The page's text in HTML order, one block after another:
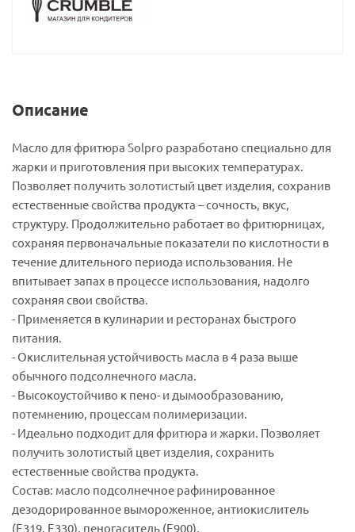
Описание
Масло для фритюра Solpro разработано специально для
жарки и приготовления при высоких температурах.
Позволяет получить золотистый цвет изделия, сохранив
естественные свойства продукта – сочность, вкус,
структуру. Продолжительно работает во фритюрницах,
сохраняя первоначальные показатели по кислотности в
течение длительного периода использования. Не
впитывает запах в процессе использования, надолго
сохраняя свои свойства.
- Применяется в кулинарии и ресторанах быстрого
питания.
- Окислительная устойчивость масла в 4 раза выше
обычного подсолнечного масла.
- Высокоустойчиво к пено- и дымообразованию,
потемнению, процессам полимеризации.
- Идеально подходит для фритюра и жарки. Позволяет
получить золотистый цвет изделия, сохранить
естественные свойства продукта.
Состав: масло подсолнечное рафинированное
дезодорированное вымороженное, антиокислитель
(Е319, Е330), пеногаситель (Е900).